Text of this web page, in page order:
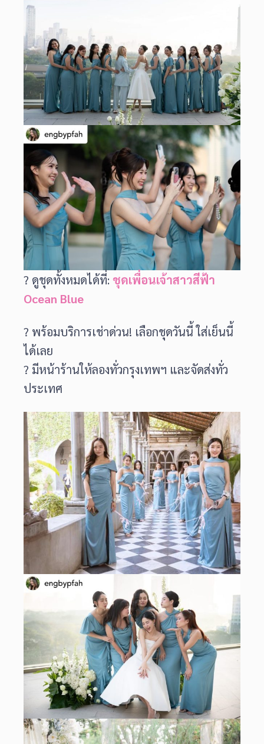
? ดูชุดทั้งหมดได้ที่: ชุดเพื่อนเจ้าสาวสีฟ้า
Ocean Blue
? พร้อมบริการเช่าด่วน! เลือกชุดวันนี้ ใส่เย็นนี้
ได้เลย
? มีหน้าร้านให้ลองทั่วกรุงเทพฯ และจัดส่งทั่ว
ประเทศ